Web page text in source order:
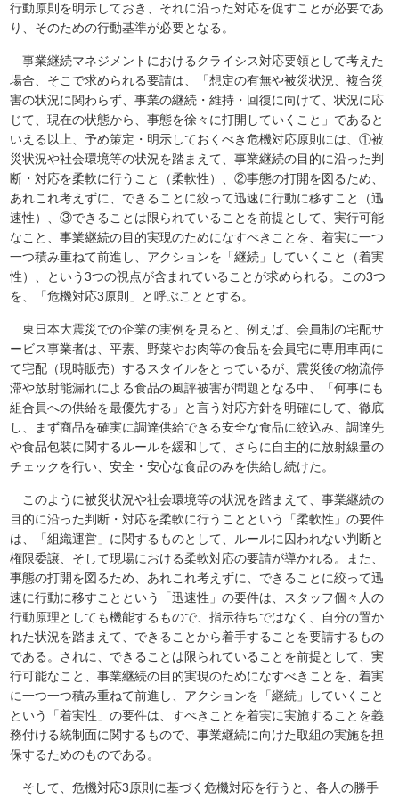
行動原則を明示しておき、それに沿った対応を促すことが必要であ
り、そのための行動基準が必要となる。
事業継続マネジメントにおけるクライシス対応要領として考えた
場合、そこで求められる要請は、「想定の有無や被災状況、複合災
害の状況に関わらず、事業の継続・維持・回復に向けて、状況に応
じて、現在の状態から、事態を徐々に打開していくこと」であると
いえる以上、予め策定・明示しておくべき危機対応原則には、①被
災状況や社会環境等の状況を踏まえて、事業継続の目的に沿った判
断・対応を柔軟に行うこと（柔軟性）、②事態の打開を図るため、
あれこれ考えずに、できることに絞って迅速に行動に移すこと（迅
速性）、③できることは限られていることを前提として、実行可能
なこと、事業継続の目的実現のためになすべきことを、着実に一つ
一つ積み重ねて前進し、アクションを「継続」していくこと（着実
性）、という3つの視点が含まれていることが求められる。この3つ
を、「危機対応3原則」と呼ぶこととする。
東日本大震災での企業の実例を見ると、例えば、会員制の宅配サ
ービス事業者は、平素、野菜やお肉等の食品を会員宅に専用車両に
て宅配（現時販売）するスタイルをとっているが、震災後の物流停
滞や放射能漏れによる食品の風評被害が問題となる中、「何事にも
組合員への供給を最優先する」と言う対応方針を明確にして、徹底
し、まず商品を確実に調達供給できる安全な食品に絞込み、調達先
や食品包装に関するルールを緩和して、さらに自主的に放射線量の
チェックを行い、安全・安心な食品のみを供給し続けた。
このように被災状況や社会環境等の状況を踏まえて、事業継続の
目的に沿った判断・対応を柔軟に行うことという「柔軟性」の要件
は、「組織運営」に関するものとして、ルールに囚われない判断と
権限委譲、そして現場における柔軟対応の要請が導かれる。また、
事態の打開を図るため、あれこれ考えずに、できることに絞って迅
速に行動に移すことという「迅速性」の要件は、スタッフ個々人の
行動原理としても機能するもので、指示待ちではなく、自分の置か
れた状況を踏まえて、できることから着手することを要請するもの
である。されに、できることは限られていることを前提として、実
行可能なこと、事業継続の目的実現のためになすべきことを、着実
に一つ一つ積み重ねて前進し、アクションを「継続」していくこと
という「着実性」の要件は、すべきことを着実に実施することを義
務付ける統制面に関するもので、事業継続に向けた取組の実施を担
保するためのものである。
そして、危機対応3原則に基づく危機対応を行うと、各人の勝手